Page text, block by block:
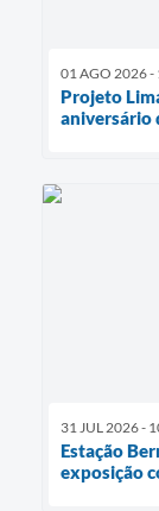
01 AGO 2026 -
Projeto
aniversário
31 JUL 2026 -
Estação
exposição